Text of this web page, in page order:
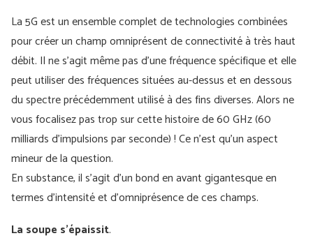
La 5G est un ensemble complet de technologies combinées
pour créer un champ omniprésent de connectivité à très haut
débit. Il ne s'agit même pas d'une fréquence spécifique et elle
peut utiliser des fréquences situées au-dessus et en dessous
du spectre précédemment utilisé à des fins diverses. Alors ne
vous focalisez pas trop sur cette histoire de 60 GHz (60
milliards d'impulsions par seconde) ! Ce n'est qu'un aspect
mineur de la question.
En substance, il s'agit d'un bond en avant gigantesque en
termes d'intensité et d'omniprésence de ces champs.
La soupe s'épaissit.